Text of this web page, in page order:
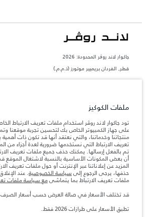
جاكوار لاند روڨر المحدودة: 2026
قطر, الفردان بريميير موتورز (ذ.م.م.)
تعكس الأوزان المذكورة مواصفات السيارة القياسية. سوف
المعلومات والمواصفات والأسعار والألوان المذكورة على
آخر، كما أنّها قد تتغير بدون إشعار مسبق. الرجاء التواصل مع
والتحقق من الأسعار.
ملاحظة مهمة حول الصور والمواصفات. إن النقص العالمي
في مواصفات تصميم السيارات وتوفر الخيارات وتوقيتات
للغاية، ونتيجة لذلك، قد لا تمثّل الصور المستخدَمة ضمن موقع
بالكامل بالنسبة إلى الميزات والخيارات والحلية ومجموعات
سيتمكّن من تأكيد أي تقييدات حالية معك للسماح لك باتخاذ
الأرقام المقدمة هي نتيجة لاختبارات المصنع الرسمية وفقاً
يتباين استهلك الوقود الفعلي للمركبة عن ذلك المتحقق في
الأسعار تنطبق فقط على الطرازات المصنعة في عام 2026.‎‎‎
ملفات الكوكيز
تود جاكوار لاند روڤر استخدام ملفات تعريف الارتباط
على جهاز الكمبيوتر الخاص بك لتحسين تجربة موقعنا
منتجاتنا وخدماتنا، والتي نعتقد أنها قد تكون ذات
تعريف الارتباط التي نستخدمها ضرورية لعدة أجزاء من
تم بالفعل إرسالها. يمكنك حذف جميع ملفات تعريف
أن بعض المكونات الأساسية بالنسبة لاشتغال
المزيد عن إعلاناتنا عبر الإنترنت أو حول ملفات تعريف
حذفها، يرجى الرجوع إلى سياسة الخصوصية. عند
ملفات تعريف الارتباط بما يتماشىمع سياسة ملفات
قد تختلف الأسعار في صالة العرض حسب أسعار الصرف
تطبق الأسعار على طرازات 2026 فقط.‎